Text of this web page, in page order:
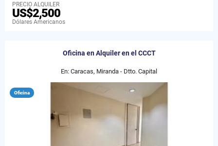
PRECIO ALQUILER
US$2,500
Dólares Americanos
Oficina en Alquiler en el CCCT
En: Caracas, Miranda - Dtto. Capital
Oficina